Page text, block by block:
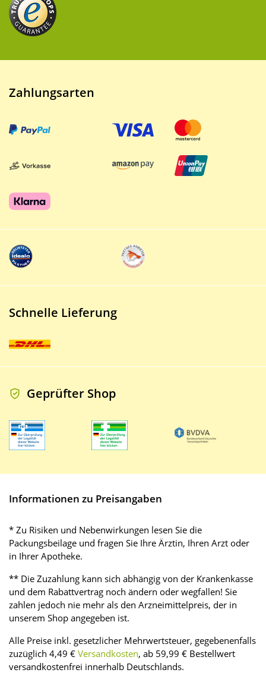
Zahlungsarten
Schnelle Lieferung
Geprüfter Shop
Informationen zu Preisangaben
* Zu Risiken und Nebenwirkungen lesen Sie die
Packungsbeilage und fragen Sie Ihre Ärztin, Ihren Arzt oder
in Ihrer Apotheke.
** Die Zuzahlung kann sich abhängig von der Krankenkasse
und dem Rabattvertrag noch ändern oder wegfallen! Sie
zahlen jedoch nie mehr als den Arzneimittelpreis, der in
unserem Shop angegeben ist.
Alle Preise inkl. gesetzlicher Mehrwertsteuer, gegebenenfalls
zuzüglich 4,49 € Versandkosten, ab 59,99 € Bestellwert
versandkostenfrei innerhalb Deutschlands.